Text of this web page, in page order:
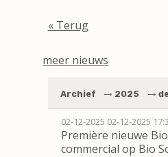
« Terug
meer nieuws
Archief 2025
02-12-2025 02-12-2025
Première nieuwe
commercial op Bio